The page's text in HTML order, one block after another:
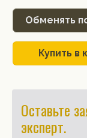
Обменять
Купить в
Оставьте
эксперт.